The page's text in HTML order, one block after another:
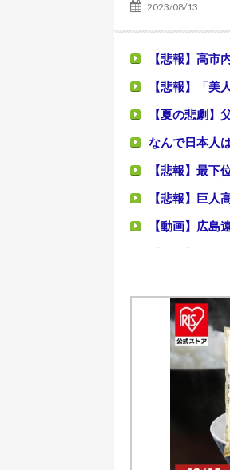
2023/08/13
【悲報】高
【悲報】「美
【夏の悲劇】
なんで日本人
【悲報】最下
【悲報】巨人
【動画】広島